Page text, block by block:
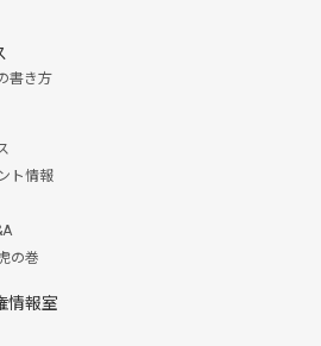
書き方
ト情報
の巻
情報室